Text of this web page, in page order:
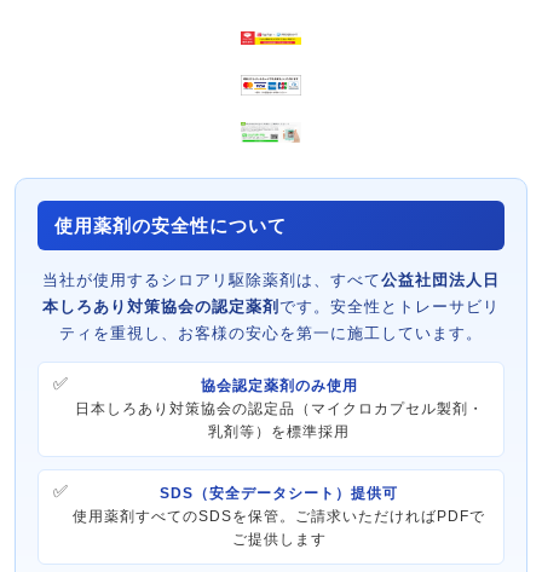
使用薬剤の安全性について
当社が使用するシロアリ駆除薬剤は、すべて公益社団法人日
本しろあり対策協会の認定薬剤 です。安全性とトレーサビリ
ティを重視し、お客様の安心を第一に施工しています。
協会認定薬剤のみ使用
日本しろあり対策協会の認定品（マイクロカプセル製剤・
乳剤等）を標準採用
SDS（安全データシート）提供可
使用薬剤すべてのSDSを保管。ご請求いただければPDFで
ご提供します